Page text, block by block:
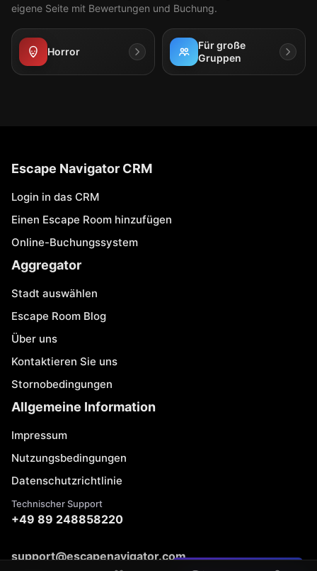
eigene Seite mit Bewertungen und Buchung.
Horror
Für große
Gruppen
Escape Navigator CRM
Login in das CRM
Einen Escape Room hinzufügen
Online-Buchungssystem
Aggregator
Stadt auswählen
Escape Room Blog
Über uns
Kontaktieren Sie uns
Stornobedingungen
Allgemeine Information
Impressum
Nutzungsbedingungen
Datenschutzrichtlinie
Technischer Support
+49 89 248858220
support@escapenavigator.com